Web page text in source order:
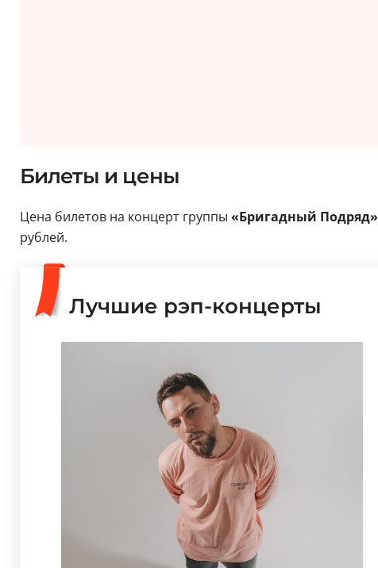
Билеты и цены
Цена билетов на концерт группы «Бригадный Подряд»
рублей.
Лучшие рэп-концерты